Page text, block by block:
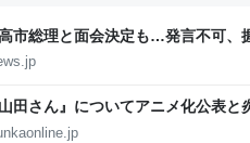
高市総理と面会決定も…発言不可
めに」 | NEWSjp
田さん』についてアニメ化公表